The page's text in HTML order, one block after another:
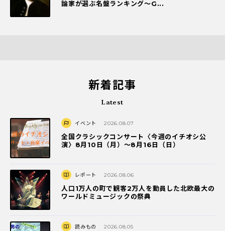
論家が選ぶ名盤ランキング〜G...
新着記事
Latest
イベント 2026.08.07
全国クラシックコンサート〈今週のイチオシ公
演〉8月10日（月）～8月16日（日）
レポート 2026.08.06
人口1万人の町で観客2万人を動員した北欧最大の
ワールドミュージックの祭典
読みもの 2026.08.05